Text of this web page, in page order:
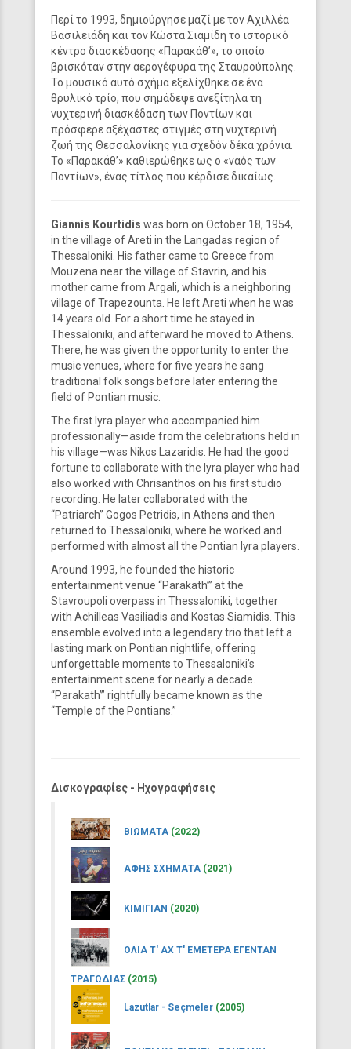
Περί το 1993, δημιούργησε μαζί με τον Αχιλλέα
Βασιλειάδη και τον Κώστα Σιαμίδη το ιστορικό
κέντρο διασκέδασης «Παρακάθ’», το οποίο
βρισκόταν στην αερογέφυρα της Σταυρούπολης.
Το μουσικό αυτό σχήμα εξελίχθηκε σε ένα
θρυλικό τρίο, που σημάδεψε ανεξίτηλα τη
νυχτερινή διασκέδαση των Ποντίων και
πρόσφερε αξέχαστες στιγμές στη νυχτερινή
ζωή της Θεσσαλονίκης για σχεδόν δέκα χρόνια.
Το «Παρακάθ’» καθιερώθηκε ως ο «ναός των
Ποντίων», ένας τίτλος που κέρδισε δικαίως.
Giannis Kourtidis was born on October 18, 1954,
in the village of Areti in the Langadas region of
Thessaloniki. His father came to Greece from
Mouzena near the village of Stavrin, and his
mother came from Argali, which is a neighboring
village of Trapezounta. He left Areti when he was
14 years old. For a short time he stayed in
Thessaloniki, and afterward he moved to Athens.
There, he was given the opportunity to enter the
music venues, where for five years he sang
traditional folk songs before later entering the
field of Pontian music.
The first lyra player who accompanied him
professionally—aside from the celebrations held in
his village—was Nikos Lazaridis. He had the good
fortune to collaborate with the lyra player who had
also worked with Chrisanthos on his first studio
recording. He later collaborated with the
“Patriarch” Gogos Petridis, in Athens and then
returned to Thessaloniki, where he worked and
performed with almost all the Pontian lyra players.
Around 1993, he founded the historic
entertainment venue “Parakath’” at the
Stavroupoli overpass in Thessaloniki, together
with Achilleas Vasiliadis and Kostas Siamidis. This
ensemble evolved into a legendary trio that left a
lasting mark on Pontian nightlife, offering
unforgettable moments to Thessaloniki’s
entertainment scene for nearly a decade.
“Parakath’” rightfully became known as the
“Temple of the Pontians.”
Δισκογραφίες - Ηχογραφήσεις
ΒΙΩΜΑΤΑ (2022)
ΑΦΗΣ ΣΧΗΜΑΤΑ (2021)
ΚΙΜΙΓΙΑΝ (2020)
ΟΛΙΑ Τ' ΑΧ Τ' ΕΜΕΤΕΡΑ ΕΓΕΝΤΑΝ
ΤΡΑΓΩΔΙΑΣ (2015)
Lazutlar - Seçmeler (2005)